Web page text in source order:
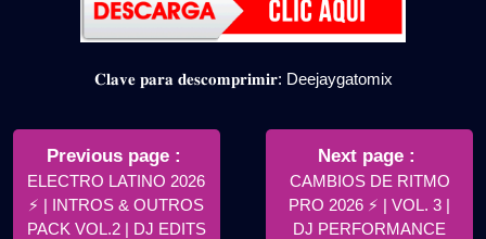
𝐂𝐥𝐚𝐯𝐞 𝐩𝐚𝐫𝐚 𝐝𝐞𝐬𝐜𝐨𝐦𝐩𝐫𝐢𝐦𝐢𝐫: Deejaygatomix
Navegación
entradas
Previous page
Posts
ELECTRO LATINO 2026
⚡ | INTROS & OUTROS
PACK VOL.2 | DJ EDITS
Next page
Posts
CAMBIOS DE RITMO
PRO 2026 ⚡ | VOL. 3 |
DJ PERFORMANCE